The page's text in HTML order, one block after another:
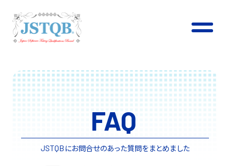
FAQ
JSTQB にお問合せのあった質問をまとめました